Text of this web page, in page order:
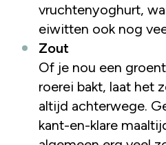
vruchtenyoghurt,
eiwitten ook nog
Zout
Of je nou een
roerei bakt, laat het
altijd achterwege.
kant-en-klare